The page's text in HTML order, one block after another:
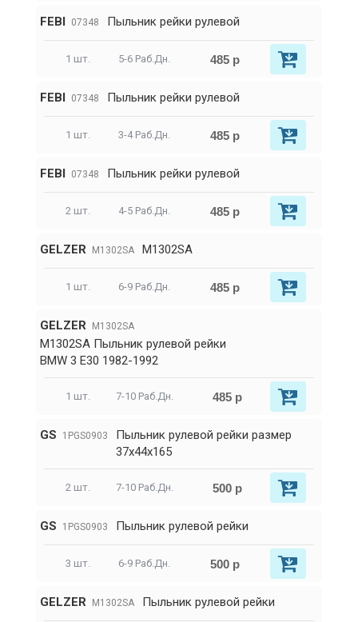
FEBI 07348 Пыльник рейки рулевой
1 шт. 5-6 Раб.Дн. 485 р
FEBI 07348 Пыльник рейки рулевой
1 шт. 3-4 Раб.Дн. 485 р
FEBI 07348 Пыльник рейки рулевой
2 шт. 4-5 Раб.Дн. 485 р
GELZER M1302SA M1302SA
1 шт. 6-9 Раб.Дн. 485 р
GELZER M1302SA
M1302SA Пыльник рулевой рейки
BMW 3 E30 1982-1992
1 шт. 7-10 Раб.Дн. 485 р
GS 1PGS0903
Пыльник рулевой рейки размер
37x44x165
2 шт. 7-10 Раб.Дн. 500 р
GS 1PGS0903 Пыльник рулевой рейки
3 шт. 6-9 Раб.Дн. 500 р
GELZER M1302SA Пыльник рулевой рейки